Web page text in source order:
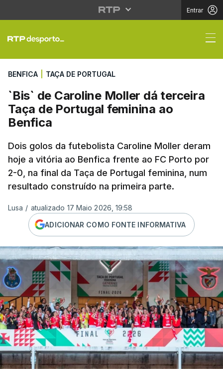
Entrar
`Bis` de Caroline
BENFICA TAÇA DE PORTUGAL
`Bis` de Caroline Moller dá terceira
Taça de Portugal feminina ao
Benfica
Dois golos da futebolista Caroline Moller deram
hoje a vitória ao Benfica frente ao FC Porto por
2-0, na final da Taça de Portugal feminina, num
resultado construído na primeira parte.
Lusa / atualizado 17 Maio 2026, 19:58
ADICIONAR COMO FONTE INFORMATIVA